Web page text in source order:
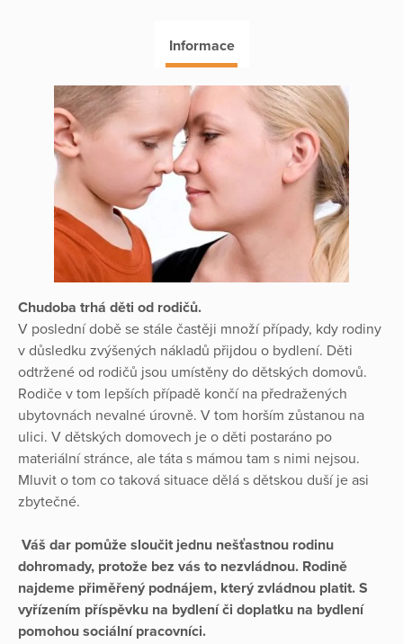
Informace
Chudoba trhá děti od rodičů.
V poslední době se stále častěji množí případy, kdy rodiny
v důsledku zvýšených nákladů přijdou o bydlení. Děti
odtržené od rodičů jsou umístěny do dětských domovů.
Rodiče v tom lepších případě končí na předražených
ubytovnách nevalné úrovně. V tom horším zůstanou na
ulici. V dětských domovech je o děti postaráno po
materiální stránce, ale táta s mámou tam s nimi nejsou.
Mluvit o tom co taková situace dělá s dětskou duší je asi
zbytečné.
Váš dar pomůže sloučit jednu nešťastnou rodinu
dohromady, protože bez vás to nezvládnou. Rodině
najdeme přiměřený podnájem, který zvládnou platit. S
vyřízením příspěvku na bydlení či doplatku na bydlení
pomohou sociální pracovníci.